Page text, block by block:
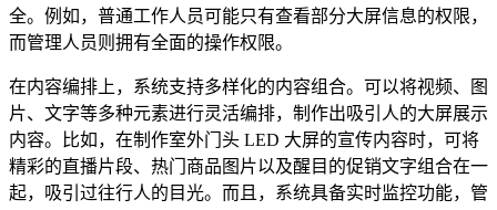
全。例如，普通工作人员可能只有查看部分大屏信息的权限，
而管理人员则拥有全面的操作权限。
在内容编排上，系统支持多样化的内容组合。可以将视频、图
片、文字等多种元素进行灵活编排，制作出吸引人的大屏展示
内容。比如，在制作室外门头 LED 大屏的宣传内容时，可将
精彩的直播片段、热门商品图片以及醒目的促销文字组合在一
起，吸引过往行人的目光。而且，系统具备实时监控功能，管